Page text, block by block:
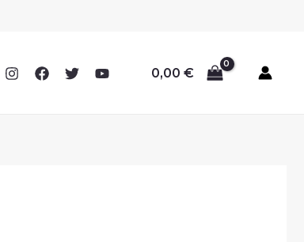
0,00 €